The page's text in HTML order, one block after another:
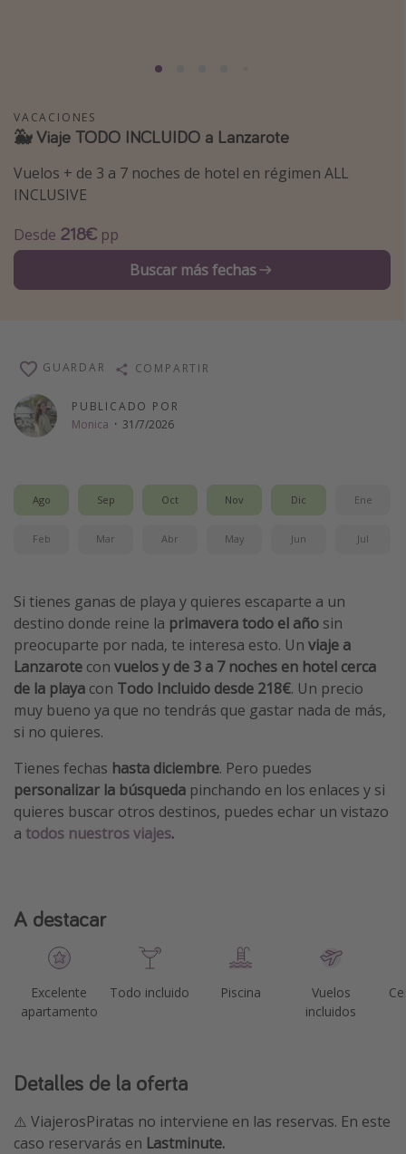
Tailandia
Maldivas
Albania
Camping
Glamping
Ofertas para Vacaciones Activas
Viajes en familia
Vacaciones de Playa
Escapadas románticas
Más temas
Cruceros por el Mediterráneo
Hoteles más hot de España
Guía de equipaje de mano
Parques de atracciones
Viaja con musicales
Harry Potter en Londres y otros destinos
Eventos deportivos
VACACIONES
🐳 Viaje TODO INCLUIDO a Lanzarote
Vuelos + de 3 a 7 noches de hotel en régimen ALL
INCLUSIVE
Desde 218€ pp
Buscar más fechas
PUBLICADO POR
Monica · 31/7/2026
GUARDAR COMPARTIR
Ago Sep Oct Nov Dic Ene
Feb Mar Abr May Jun Jul
Si tienes ganas de playa y quieres escaparte a un
destino donde reine la primavera todo el año sin
preocuparte por nada, te interesa esto. Un viaje a
Lanzarote con vuelos y de 3 a 7 noches en hotel cerca
de la playa con Todo Incluido desde 218€. Un precio
muy bueno ya que no tendrás que gastar nada de más,
si no quieres.
Tienes fechas hasta diciembre. Pero puedes
personalizar la búsqueda pinchando en los enlaces y si
quieres buscar otros destinos, puedes echar un vistazo
a todos nuestros viajes.
A destacar
Excelente
apartamento
Todo incluido Piscina
Vuelos
incluidos
Detalles de la oferta
⚠️ ViajerosPiratas no interviene en las reservas. En este
caso reservarás en Lastminute.